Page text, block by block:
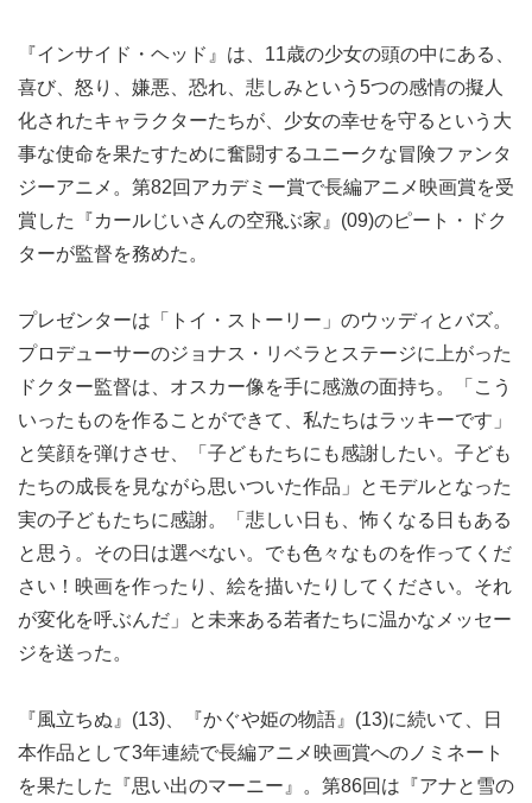
『インサイド・ヘッド』は、11歳の少女の頭の中にある、
喜び、怒り、嫌悪、恐れ、悲しみという5つの感情の擬人
化されたキャラクターたちが、少女の幸せを守るという大
事な使命を果たすために奮闘するユニークな冒険ファンタ
ジーアニメ。第82回アカデミー賞で長編アニメ映画賞を受
賞した『カールじいさんの空飛ぶ家』(09)のピート・ドク
ターが監督を務めた。
プレゼンターは「トイ・ストーリー」のウッディとバズ。
プロデューサーのジョナス・リベラとステージに上がった
ドクター監督は、オスカー像を手に感激の面持ち。「こう
いったものを作ることができて、私たちはラッキーです」
と笑顔を弾けさせ、「子どもたちにも感謝したい。子ども
たちの成長を見ながら思いついた作品」とモデルとなった
実の子どもたちに感謝。「悲しい日も、怖くなる日もある
と思う。その日は選べない。でも色々なものを作ってくだ
さい！映画を作ったり、絵を描いたりしてください。それ
が変化を呼ぶんだ」と未来ある若者たちに温かなメッセー
ジを送った。
『風立ちぬ』(13)、『かぐや姫の物語』(13)に続いて、日
本作品として3年連続で長編アニメ映画賞へのノミネート
を果たした『思い出のマーニー』。第86回は『アナと雪の